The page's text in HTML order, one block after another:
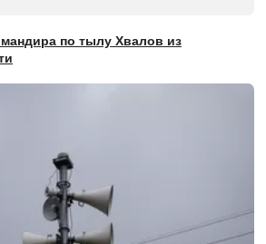
по тылу Хвалов из